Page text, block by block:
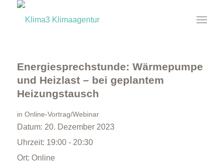
Energiesprechstunde: Wärmepumpe
und Heizlast – bei geplantem
Heizungstausch
in Online-Vortrag/Webinar
Datum: 20. Dezember 2023
Uhrzeit: 19:00 - 20:30
Ort: Online